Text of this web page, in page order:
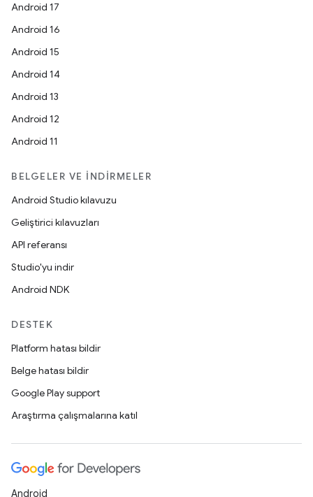
Android 17
Android 16
Android 15
Android 14
Android 13
Android 12
Android 11
BELGELER VE İNDIRMELER
Android Studio kılavuzu
Geliştirici kılavuzları
API referansı
Studio'yu indir
Android NDK
DESTEK
Platform hatası bildir
Belge hatası bildir
Google Play support
Araştırma çalışmalarına katıl
Android